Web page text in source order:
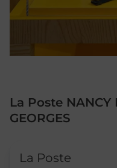
La Poste NANCY
GEORGES
La Poste